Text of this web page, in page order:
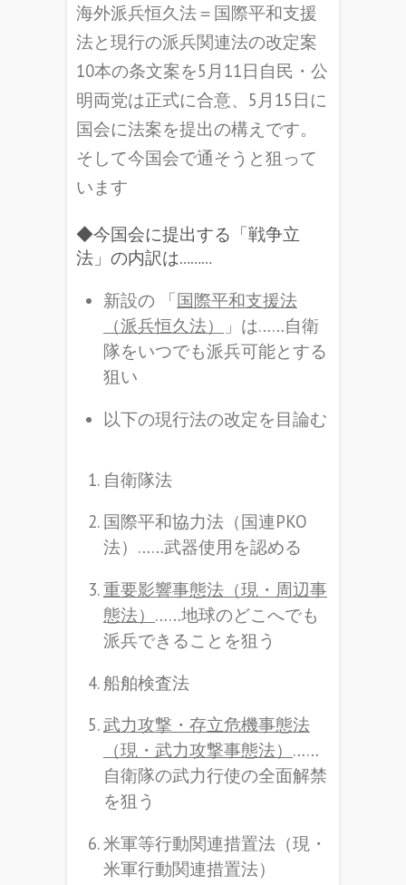
海外派兵恒久法＝国際平和支援
法と現行の派兵関連法の改定案
10本の条文案を5月11日自民・公
明両党は正式に合意、5月15日に
国会に法案を提出の構えです。
そして今国会で通そうと狙って
います
◆今国会に提出する「戦争立
法」の内訳は………
新設の 「国際平和支援法
（派兵恒久法）
」は……自衛
隊をいつでも派兵可能とする
狙い
以下の現行法の改定を目論む
自衛隊法
国際平和協力法（国連PKO
法）……武器使用を認める
重要影響事態法（現・周辺事
態法） ……地球のどこへでも
派兵できることを狙う
船舶検査法
武力攻撃・存立危機事態法
（現・武力攻撃事態法） ……
自衛隊の武力行使の全面解禁
を狙う
米軍等行動関連措置法（現・
米軍行動関連措置法）